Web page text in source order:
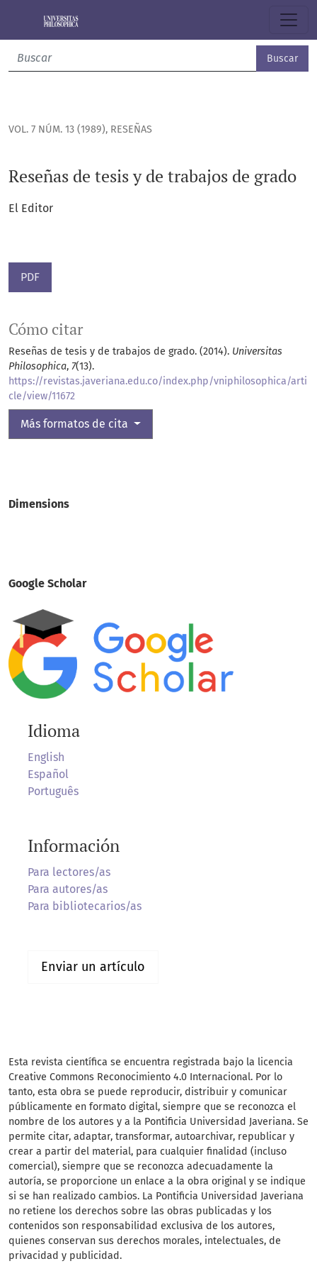
Buscar
VOL. 7 NÚM. 13 (1989), RESEÑAS
Reseñas de tesis y de trabajos de grado
El Editor
PDF
Cómo citar
Reseñas de tesis y de trabajos de grado. (2014). Universitas
Philosophica, 7(13).
https://revistas.javeriana.edu.co/index.php/vniphilosophica/arti
cle/view/11672
Más formatos de cita
Dimensions
Google Scholar
Idioma
English
Español
Português
Información
Para lectores/as
Para autores/as
Para bibliotecarios/as
Enviar un artículo
Esta revista científica se encuentra registrada bajo la licencia
Creative Commons Reconocimiento 4.0 Internacional. Por lo
tanto, esta obra se puede reproducir, distribuir y comunicar
públicamente en formato digital, siempre que se reconozca el
nombre de los autores y a la Pontificia Universidad Javeriana. Se
permite citar, adaptar, transformar, autoarchivar, republicar y
crear a partir del material, para cualquier finalidad (incluso
comercial), siempre que se reconozca adecuadamente la
autoría, se proporcione un enlace a la obra original y se indique
si se han realizado cambios. La Pontificia Universidad Javeriana
no retiene los derechos sobre las obras publicadas y los
contenidos son responsabilidad exclusiva de los autores,
quienes conservan sus derechos morales, intelectuales, de
privacidad y publicidad.